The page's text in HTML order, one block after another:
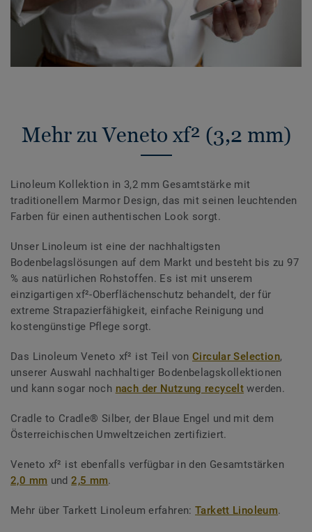
Mehr zu Veneto xf² (3,2 mm)
Linoleum Kollektion in 3,2 mm Gesamtstärke mit
traditionellem Marmor Design, das mit seinen leuchtenden
Farben für einen authentischen Look sorgt.
Unser Linoleum ist eine der nachhaltigsten
Bodenbelagslösungen auf dem Markt und besteht bis zu 97
% aus natürlichen Rohstoffen. Es ist mit unserem
einzigartigen xf²-Oberflächenschutz behandelt, der für
extreme Strapazierfähigkeit, einfache Reinigung und
kostengünstige Pflege sorgt.
Das Linoleum Veneto xf² ist Teil vonCircular Selection,
unserer Auswahl nachhaltiger Bodenbelagskollektionen
und kann sogar noch nach der Nutzung recycelt werden.
Cradle to Cradle® Silber, der Blaue Engel und mit dem
Österreichischen Umweltzeichen zertifiziert.
Veneto xf² ist ebenfalls verfügbar in den Gesamtstärken
2,0 mm und2,5 mm.
Mehr über Tarkett Linoleum erfahren:Tarkett Linoleum.